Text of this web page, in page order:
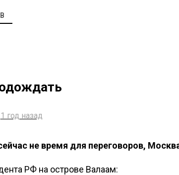
1 год назад
не время для переговоров,
РФ на острове Валаам: